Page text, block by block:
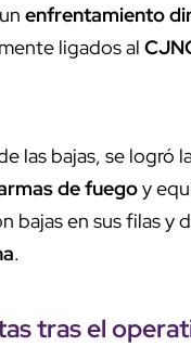
enfrentamiento
ligados al
las bajas, se logró
de fuegoy
bajas en sus filas y
.
tras el